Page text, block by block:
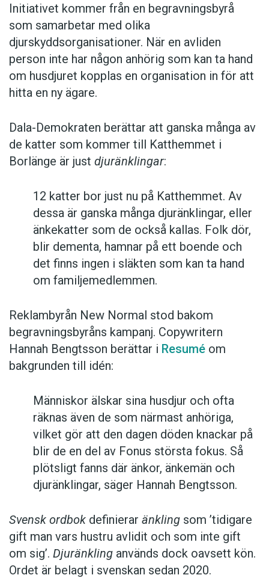
Initiativet kommer från en begravningsbyrå
som samarbetar med olika
djurskyddsorganisationer. När en avliden
person inte har någon anhörig som kan ta hand
om husdjuret kopplas en organisation in för att
hitta en ny ägare.
Dala-Demokraten berättar att ganska många av
de katter som kommer till Katthemmet i
Borlänge är just djuränklingar:
12 katter bor just nu på Katthemmet. Av
dessa är ganska många djuränklingar, eller
änkekatter som de också kallas. Folk dör,
blir dementa, hamnar på ett boende och
det finns ingen i släkten som kan ta hand
om familjemedlemmen.
Reklambyrån New Normal stod bakom
begravningsbyråns kampanj. Copywritern
Hannah Bengtsson berättar i Resumé om
bakgrunden till idén:
Människor älskar sina husdjur och ofta
räknas även de som närmast anhöriga,
vilket gör att den dagen döden knackar på
blir de en del av Fonus största fokus. Så
plötsligt fanns där änkor, änkemän och
djuränklingar, säger Hannah Bengtsson.
Svensk ordbok definierar änkling som ’tidigare
gift man vars hustru av­lidit och som inte gift
om sig’. Djuränkling används dock oavsett kön.
Ordet är belagt i svenskan sedan 2020.